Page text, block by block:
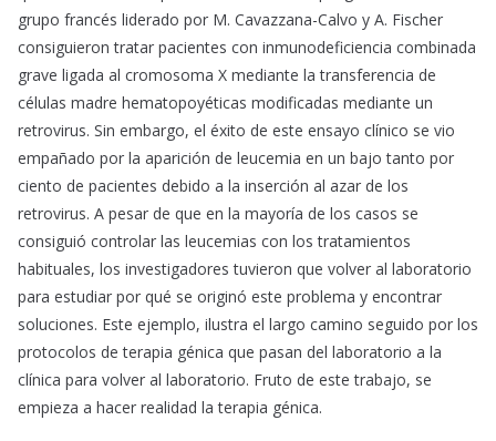
grupo francés liderado por M. Cavazzana-Calvo y A. Fischer
consiguieron tratar pacientes con inmunodeficiencia combinada
grave ligada al cromosoma X mediante la transferencia de
células madre hematopoyéticas modificadas mediante un
retrovirus. Sin embargo, el éxito de este ensayo clínico se vio
empañado por la aparición de leucemia en un bajo tanto por
ciento de pacientes debido a la inserción al azar de los
retrovirus. A pesar de que en la mayoría de los casos se
consiguió controlar las leucemias con los tratamientos
habituales, los investigadores tuvieron que volver al laboratorio
para estudiar por qué se originó este problema y encontrar
soluciones. Este ejemplo, ilustra el largo camino seguido por los
protocolos de terapia génica que pasan del laboratorio a la
clínica para volver al laboratorio. Fruto de este trabajo, se
empieza a hacer realidad la terapia génica.